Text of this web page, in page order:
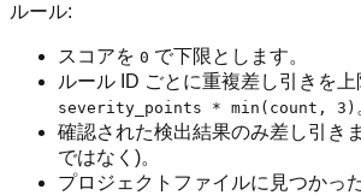
ルール:
スコアを 0 で下限とします。
ルール ID ごとに重複差し引きを
severity_points * min(count, 3)
確認された検出結果のみ差し引き
ではなく)。
プロジェクトファイルに見つかっ